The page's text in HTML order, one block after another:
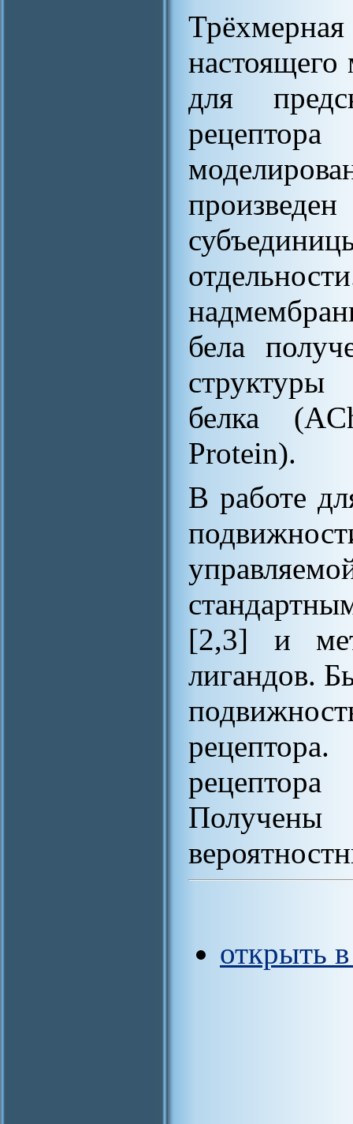
для
бела
структуры
белка
Protein).
В работе
[2,3] и
лигандов.
открыть